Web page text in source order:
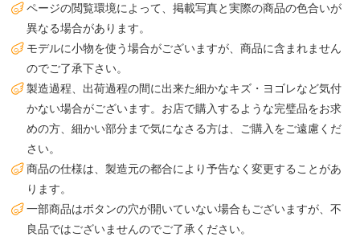
ページの閲覧環境によって、掲載写真と実際の商品の色合いが
異なる場合があります。
モデルに小物を使う場合がございますが、商品に含まれません
のでご了承下さい。
製造過程、出荷過程の間に出来た細かなキズ・ヨゴレなど気付
かない場合がございます。お店で購入するような完璧品をお求
めの方、細かい部分まで気になさる方は、ご購入をご遠慮くだ
さい。
商品の仕様は、製造元の都合により予告なく変更することがあ
ります。
一部商品はボタンの穴が開いていない場合もございますが、不
良品ではございませんのでご了承ください。